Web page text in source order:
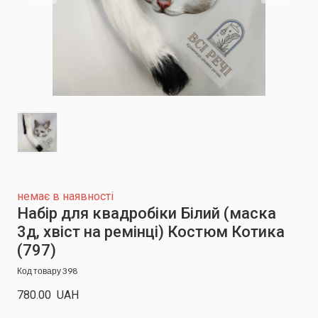
немає в наявності
Набір для квадробіки Білий (маска
3д, хвіст на ремінці) Костюм Котика
(797)
Код товару 398
780.00  UAH